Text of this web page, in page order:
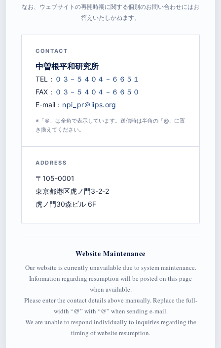
なお、ウェブサイトの再開時期に関する個別のお問い合わせにはお
答えいたしかねます。
CONTACT
中曽根平和研究所
TEL：
FAX：
E-mail：
※「＠」は全角で表示しています。送信時は半角の「@」に置
き換えてください。
ADDRESS
〒105-0001
東京都港区虎ノ門3-2-2
虎ノ門30森ビル 6F
Website Maintenance
Our website is currently unavailable due to system maintenance.
Information regarding resumption will be posted on this page
when available.
Please enter the contact details above manually. Replace the full-
width “＠” with “@” when sending e-mail.
We are unable to respond individually to inquiries regarding the
timing of website resumption.